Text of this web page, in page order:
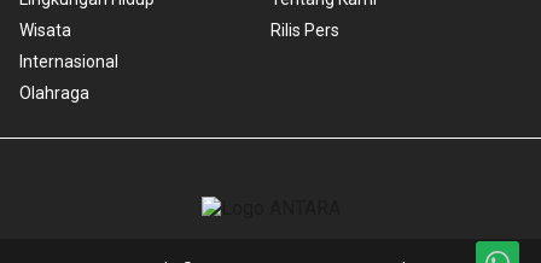
Wisata
Internasional
Olahraga
Rilis Pers